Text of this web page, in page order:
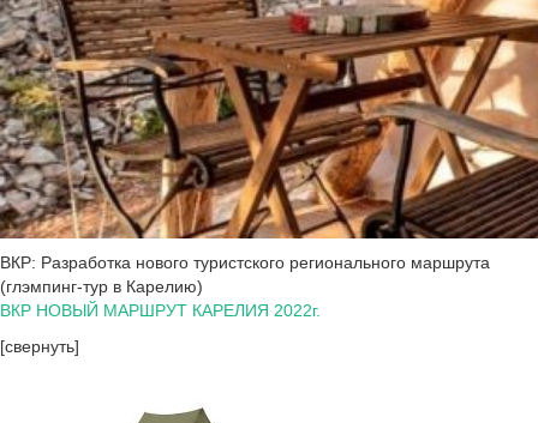
ВКР: Разработка нового туристского регионального маршрута
(глэмпинг-тур в Карелию)
ВКР НОВЫЙ МАРШРУТ КАРЕЛИЯ 2022г.
[свернуть]